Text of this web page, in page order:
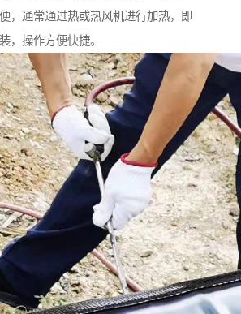
，通常通过热或热风机进行加热，即
，操作方便快捷。